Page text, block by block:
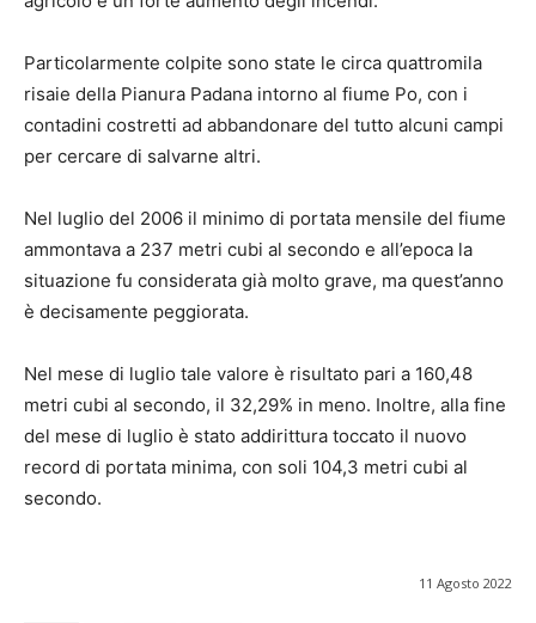
Particolarmente colpite sono state le circa quattromila
risaie della Pianura Padana intorno al fiume Po, con i
contadini costretti ad abbandonare del tutto alcuni campi
per cercare di salvarne altri.
Nel luglio del 2006 il minimo di portata mensile del fiume
ammontava a 237 metri cubi al secondo e all’epoca la
situazione fu considerata già molto grave, ma quest’anno
è decisamente peggiorata.
Nel mese di luglio tale valore è risultato pari a 160,48
metri cubi al secondo, il 32,29% in meno. Inoltre, alla fine
del mese di luglio è stato addirittura toccato il nuovo
record di portata minima, con soli 104,3 metri cubi al
secondo.
11 Agosto 2022